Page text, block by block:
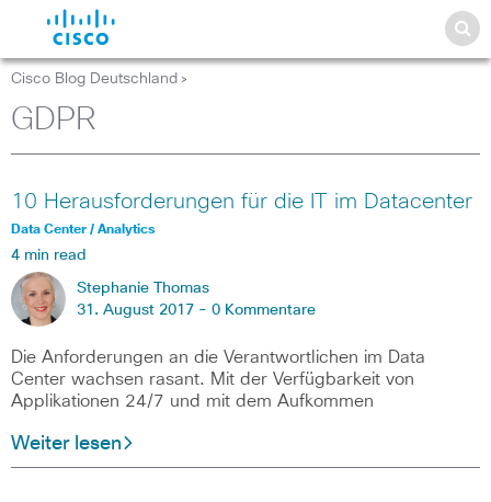
Cisco Blog Deutschland >
GDPR
10 Herausforderungen für die IT im Datacenter
Data Center / Analytics
4 min read
Stephanie Thomas
31. August 2017 - 0 Kommentare
Die Anforderungen an die Verantwortlichen im Data
Center wachsen rasant. Mit der Verfügbarkeit von
Applikationen 24/7 und mit dem Aufkommen
Weiter lesen